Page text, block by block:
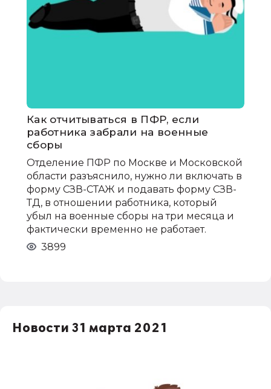
Как отчитываться в ПФР, если
работника забрали на военные
сборы
Отделение ПФР по Москве и Московской
области разъяснило, нужно ли включать в
форму СЗВ-СТАЖ и подавать форму СЗВ-
ТД, в отношении работника, который
убыл на военные сборы на три месяца и
фактически временно не работает.
3899
Новости 31 марта 2021